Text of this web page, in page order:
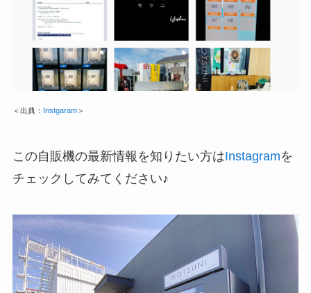
＜出典： Instgaram＞
この自販機の最新情報を知りたい方はInstagramを
チェックしてみてください♪